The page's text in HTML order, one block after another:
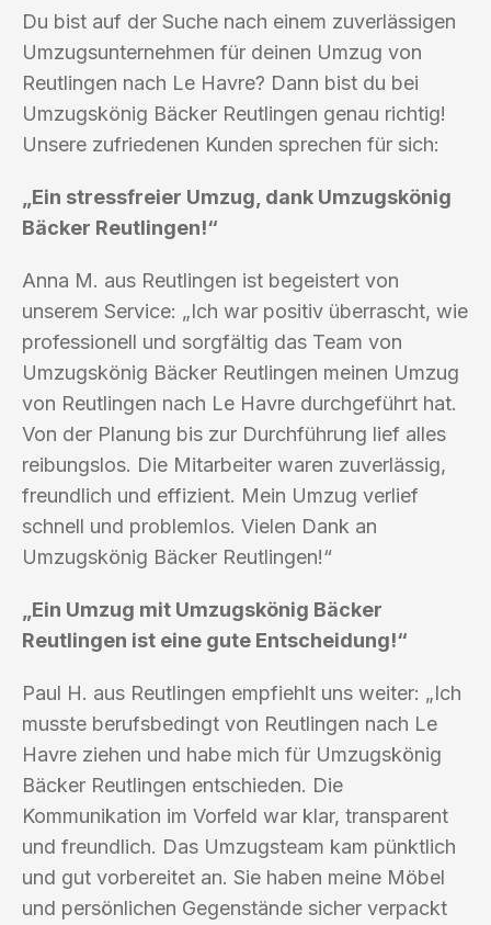
Du bist auf der Suche nach einem zuverlässigen
Umzugsunternehmen für deinen Umzug von
Reutlingen nach Le Havre? Dann bist du bei
Umzugskönig Bäcker Reutlingen genau richtig!
Unsere zufriedenen Kunden sprechen für sich:
„Ein stressfreier Umzug, dank Umzugskönig
Bäcker Reutlingen!“
Anna M. aus Reutlingen ist begeistert von
unserem Service: „Ich war positiv überrascht, wie
professionell und sorgfältig das Team von
Umzugskönig Bäcker Reutlingen meinen Umzug
von Reutlingen nach Le Havre durchgeführt hat.
Von der Planung bis zur Durchführung lief alles
reibungslos. Die Mitarbeiter waren zuverlässig,
freundlich und effizient. Mein Umzug verlief
schnell und problemlos. Vielen Dank an
Umzugskönig Bäcker Reutlingen!“
„Ein Umzug mit Umzugskönig Bäcker
Reutlingen ist eine gute Entscheidung!“
Paul H. aus Reutlingen empfiehlt uns weiter: „Ich
musste berufsbedingt von Reutlingen nach Le
Havre ziehen und habe mich für Umzugskönig
Bäcker Reutlingen entschieden. Die
Kommunikation im Vorfeld war klar, transparent
und freundlich. Das Umzugsteam kam pünktlich
und gut vorbereitet an. Sie haben meine Möbel
und persönlichen Gegenstände sicher verpackt